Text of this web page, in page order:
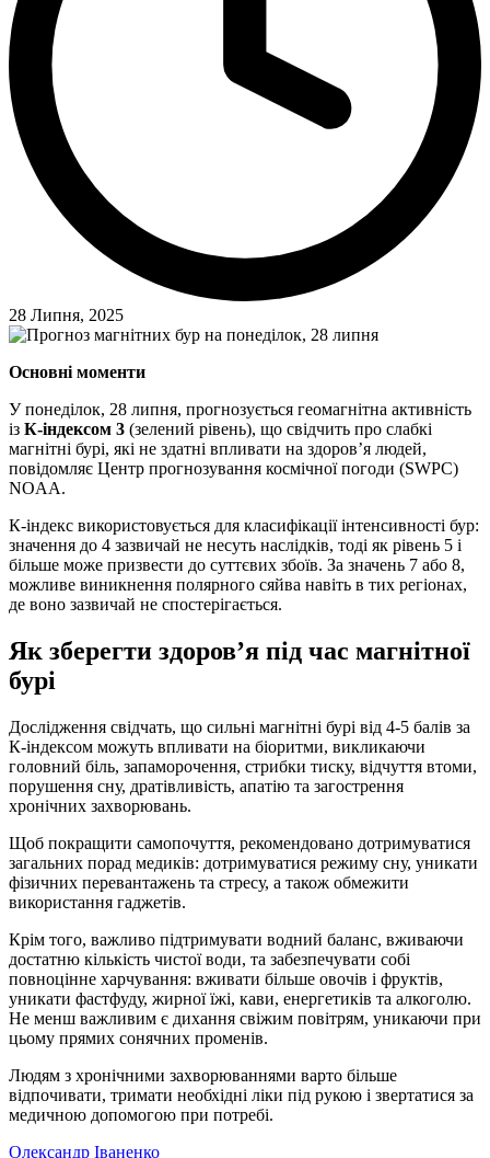
28 Липня, 2025
Основні моменти
У понеділок, 28 липня, прогнозується геомагнітна активність
із К-індексом 3 (зелений рівень), що свідчить про слабкі
магнітні бурі, які не здатні впливати на здоров’я людей,
повідомляє Центр прогнозування космічної погоди (SWPC)
NOAA.
К-індекс використовується для класифікації інтенсивності бур:
значення до 4 зазвичай не несуть наслідків, тоді як рівень 5 і
більше може призвести до суттєвих збоїв. За значень 7 або 8,
можливе виникнення полярного сяйва навіть в тих регіонах,
де воно зазвичай не спостерігається.
Як зберегти здоров’я під час магнітної
бурі
Дослідження свідчать, що сильні магнітні бурі від 4-5 балів за
К-індексом можуть впливати на біоритми, викликаючи
головний біль, запаморочення, стрибки тиску, відчуття втоми,
порушення сну, дратівливість, апатію та загострення
хронічних захворювань.
Щоб покращити самопочуття, рекомендовано дотримуватися
загальних порад медиків: дотримуватися режиму сну, уникати
фізичних перевантажень та стресу, а також обмежити
використання гаджетів.
Крім того, важливо підтримувати водний баланс, вживаючи
достатню кількість чистої води, та забезпечувати собі
повноцінне харчування: вживати більше овочів і фруктів,
уникати фастфуду, жирної їжі, кави, енергетиків та алкоголю.
Не менш важливим є дихання свіжим повітрям, уникаючи при
цьому прямих сонячних променів.
Людям з хронічними захворюваннями варто більше
відпочивати, тримати необхідні ліки під рукою і звертатися за
медичною допомогою при потребі.
Олександр Іваненко